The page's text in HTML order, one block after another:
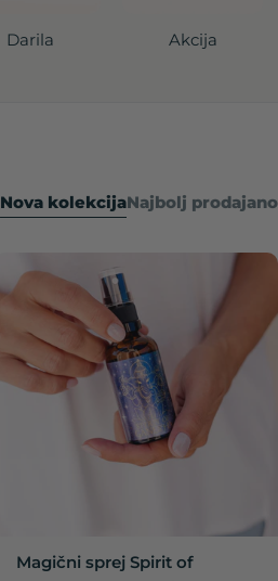
Darila Akcija
Nova kolekcijaNajbolj prodajano
Magični sprej Spirit of